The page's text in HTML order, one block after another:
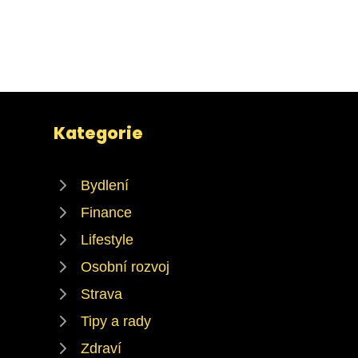
Kategorie
Bydlení
Finance
Lifestyle
Osobní rozvoj
Strava
Tipy a rady
Zdraví